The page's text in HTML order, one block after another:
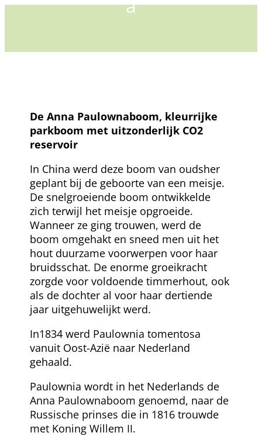
De Anna Paulownaboom, kleurrijke
parkboom met uitzonderlijk CO2
reservoir
In China werd deze boom van oudsher
geplant bij de geboorte van een meisje.
De snelgroeiende boom ontwikkelde
zich terwijl het meisje opgroeide.
Wanneer ze ging trouwen, werd de
boom omgehakt en sneed men uit het
hout duurzame voorwerpen voor haar
bruidsschat. De enorme groeikracht
zorgde voor voldoende timmerhout, ook
als de dochter al voor haar dertiende
jaar uitgehuwelijkt werd.
In1834 werd Paulownia tomentosa
vanuit Oost-Azië naar Nederland
gehaald.
Paulownia wordt in het Nederlands de
Anna Paulownaboom genoemd, naar de
Russische prinses die in 1816 trouwde
met Koning Willem II.